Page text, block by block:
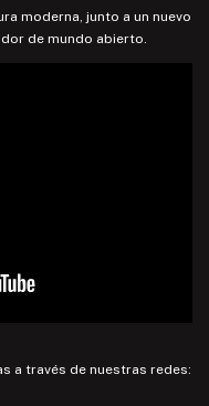
moderna, junto a un nuevo
de mundo abierto.
a través de nuestras redes: